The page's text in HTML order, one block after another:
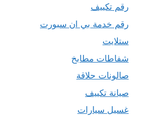
رقم تكييف
رقم خدمة بي ان سبورت
ستلايت
شفاطات مطابخ
صالونات حلاقة
صيانة تكييف
غسيل سيارات